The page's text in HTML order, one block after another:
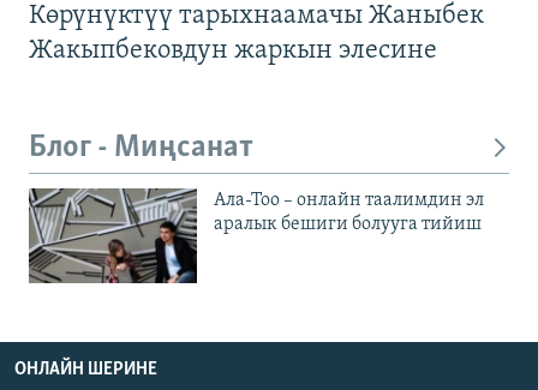
Көрүнүктүү тарыхнаамачы Жаныбек
Жакыпбековдун жаркын элесине
Блог - Миңсанат
Ала-Тоо – онлайн таалимдин эл
аралык бешиги болууга тийиш
ОНЛАЙН ШЕРИНЕ